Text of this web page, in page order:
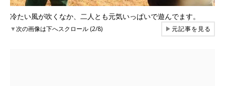
冷たい風が吹くなか、二人とも元気いっぱいで遊んでます。
▼次の画像は下へスクロール (2/8) ▶元記事を見る